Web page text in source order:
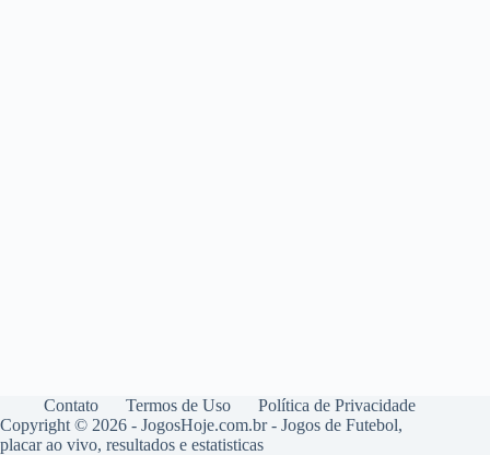
Contato Termos de Uso
Política de Privacidade
Copyright © 2026 - JogosHoje.com.br - Jogos de Futebol,
placar ao vivo, resultados e estatisticas